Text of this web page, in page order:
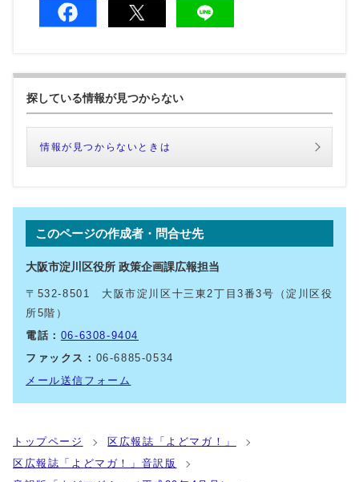
探している情報が見つからない
情報が見つからないときは
このページの作成者・問合せ先
大阪市淀川区役所 政策企画課広報担当
〒532-8501 大阪市淀川区十三東2丁目3番3号（淀川区役
所5階）
電話： 06-6308-9404
ファックス： 06-6885-0534
メール送信フォーム
トップページ
区広報誌「よどマガ！」
区広報誌「よどマガ！」音訳版